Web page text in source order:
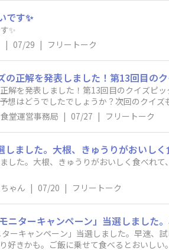
です✨️
✨️
| 07/29 | フリートーク
解を発表しました！第13回目のクイズ
想はどうでしたでしょうか？次回のク
堂運営事務局 | 07/27 | フリートーク
した。大根、きゅうりがおいしく食べれ
ゃん | 07/20 | フリートーク
ーキャンペーン」当選しました。早速、
好きかも。ご飯に乗せて食べるとおいしい